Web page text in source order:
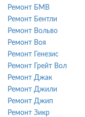
Ремонт БМВ
Ремонт Бентли
Ремонт Вольво
Ремонт Воя
Ремонт Генезис
Ремонт Грейт Вол
Ремонт Джак
Ремонт Джили
Ремонт Джип
Ремонт Зикр